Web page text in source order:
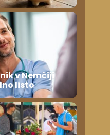
v Nemčiji
listo